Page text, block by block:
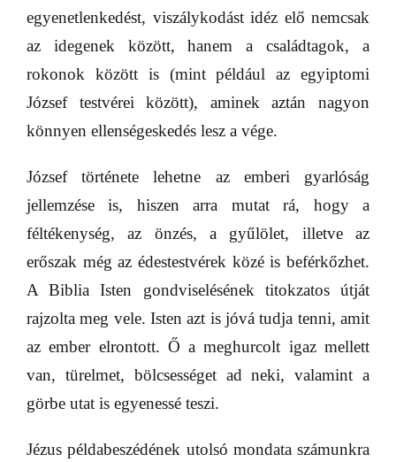
egyenetlenkedést, viszálykodást idéz elő nemcsak
az idegenek között, hanem a családtagok, a
rokonok között is (mint például az egyiptomi
József testvérei között), aminek aztán nagyon
könnyen ellenségeskedés lesz a vége.
József története lehetne az emberi gyarlóság
jellemzése is, hiszen arra mutat rá, hogy a
féltékenység, az önzés, a gyűlölet, illetve az
erőszak még az édestestvérek közé is beférkőzhet.
A Biblia Isten gondviselésének titokzatos útját
rajzolta meg vele. Isten azt is jóvá tudja tenni, amit
az ember elrontott. Ő a meghurcolt igaz mellett
van, türelmet, bölcsességet ad neki, valamint a
görbe utat is egyenessé teszi.
Jézus példabeszédének utolsó mondata számunkra